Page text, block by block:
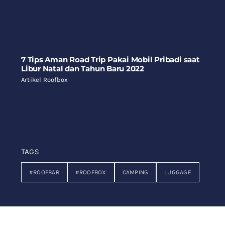
7 Tips Aman Road Trip Pakai Mobil Pribadi saat
Libur Natal dan Tahun Baru 2022
Artikel Roofbox
TAGS
#ROOFBAR #ROOFBOX CAMPING LUGGAGE